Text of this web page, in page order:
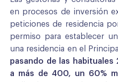
en procesos de inversión
peticiones de residencia
permiso para establecer
una residencia en el
pasando de las
a más de 400, un 60%